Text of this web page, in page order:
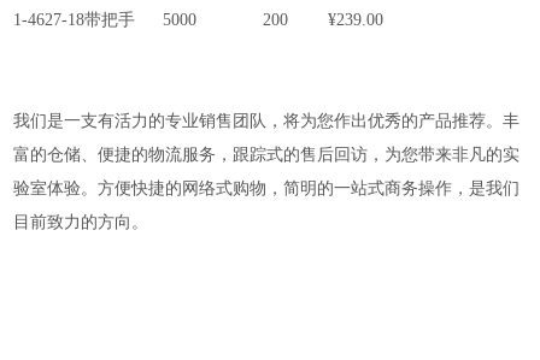
1-4627-18带把手 5000 200 ¥239.00
我们是一支有活力的专业销售团队，将为您作出优秀的产品推荐。丰
富的仓储、便捷的物流服务，跟踪式的售后回访，为您带来非凡的实
验室体验。方便快捷的网络式购物，简明的一站式商务操作，是我们
目前致力的方向。